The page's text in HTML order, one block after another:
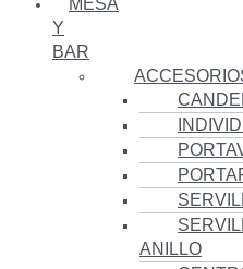
MESA
Y
BAR
ANILLO